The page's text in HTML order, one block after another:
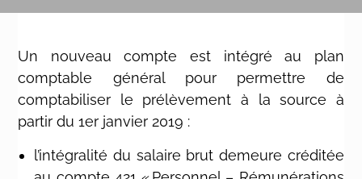
Un nouveau compte est intégré au plan
comptable général pour permettre de
comptabiliser le prélèvement à la source à
partir du 1er janvier 2019 :
l’intégralité du salaire brut demeure créditée